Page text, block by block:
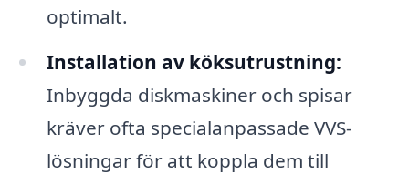
optimalt.
Installation av köksutrustning:
Inbyggda diskmaskiner och spisar
kräver ofta specialanpassade VVS-
lösningar för att koppla dem till